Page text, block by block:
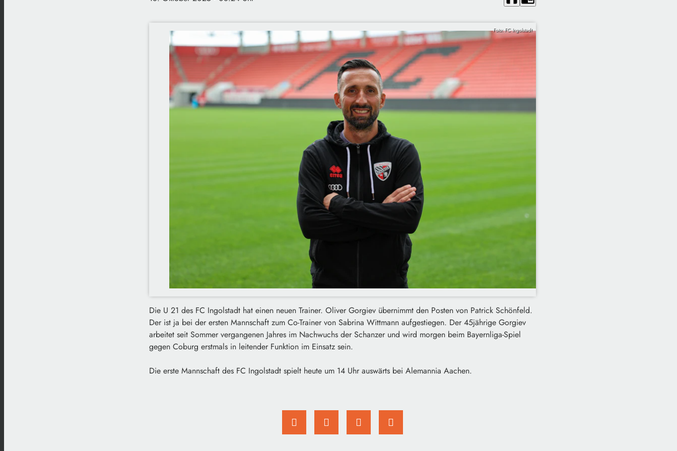
Foto: FC Ingolstadt
Die U 21 des FC Ingolstadt hat einen neuen Trainer. Oliver Gorgiev übernimmt den Posten von Patrick Schönfeld.
Der ist ja bei der ersten Mannschaft zum Co-Trainer von Sabrina Wittmann aufgestiegen. Der 45jährige Gorgiev
arbeitet seit Sommer vergangenen Jahres im Nachwuchs der Schanzer und wird morgen beim Bayernliga-Spiel
gegen Coburg erstmals in leitender Funktion im Einsatz sein.
Die erste Mannschaft des FC Ingolstadt spielt heute um 14 Uhr auswärts bei Alemannia Aachen.